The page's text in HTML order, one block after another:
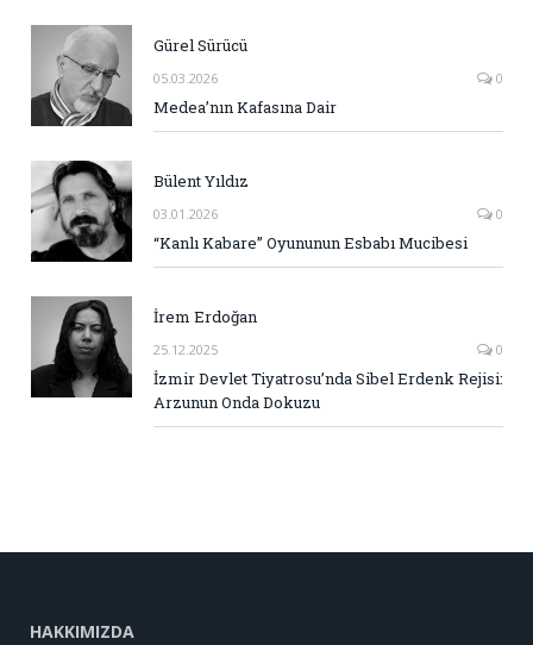
Gürel Sürücü
05.03.2026 0
Medea’nın Kafasına Dair
Bülent Yıldız
03.01.2026 0
“Kanlı Kabare” Oyununun Esbabı Mucibesi
İrem Erdoğan
25.12.2025 0
İzmir Devlet Tiyatrosu’nda Sibel Erdenk Rejisi:
Arzunun Onda Dokuzu
HAKKIMIZDA